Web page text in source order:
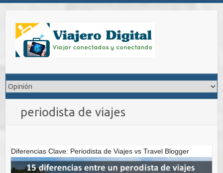
contenido
periodista de viajes
Diferencias Clave: Periodista de Viajes vs Travel Blogger